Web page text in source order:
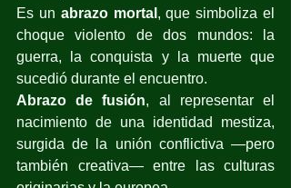
Es un abrazo mortal , que simboliza el
choque violento de dos mundos: la
guerra, la conquista y la muerte que
sucedió durante el encuentro.
Abrazo de fusión, al representar el
nacimiento de una identidad mestiza,
surgida de la unión conflictiva —pero
también creativa— entre las culturas